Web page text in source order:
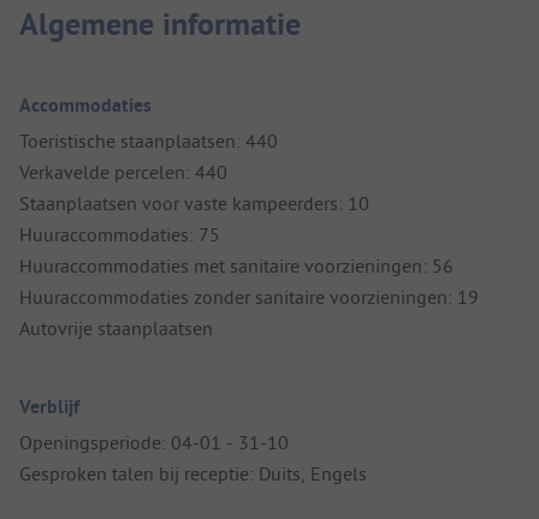
Algemene informatie
Accommodaties
Toeristische staanplaatsen: 440
Verkavelde percelen: 440
Staanplaatsen voor vaste kampeerders: 10
Huuraccommodaties: 75
Huuraccommodaties met sanitaire voorzieningen: 56
Huuraccommodaties zonder sanitaire voorzieningen: 19
Autovrije staanplaatsen
Verblijf
Openingsperiode: 04-01 - 31-10
Gesproken talen bij receptie: Duits, Engels